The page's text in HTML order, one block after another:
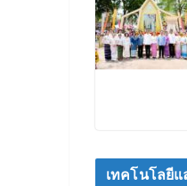
เทคโนโลยี